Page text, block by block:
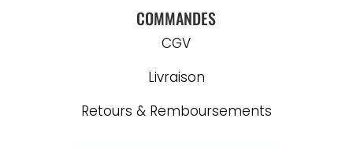
COMMANDES
CGV
Livraison
Retours & Remboursements